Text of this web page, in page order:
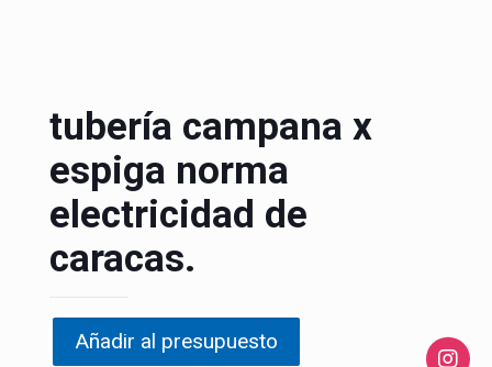
tubería campana x
espiga norma
electricidad de
caracas.
Añadir al presupuesto